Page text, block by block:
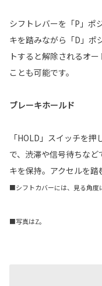
シフトレバーを「P」ポ
キを踏みながら「D」ポ
トすると解除されるオ
ことも可能です。
ブレーキホールド
「HOLD」スイッチを
で、渋滞や信号待ちな
キを保持。アクセルを踏
■シフトカバーには、見る角度
■写真はZ。